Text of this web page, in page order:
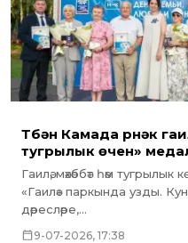
Түбән Камада үрнәк
тугрылык өчен»
Гаилә, мәхәббәт һәм
«Гаилә» паркында узды.
дәресләре,...
9-07-2026, 17:38